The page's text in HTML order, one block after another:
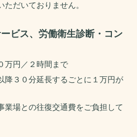
いただいておりません。
ビス、 労働衛生診断・コン
円／２時間まで
降３０分延長するごとに１万円が
業場との往復交通費をご負担して